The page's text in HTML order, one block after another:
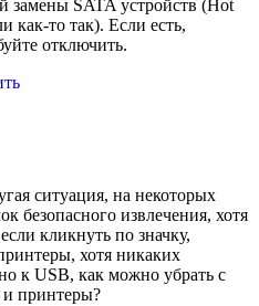
замены SATA устройств (Hot
как-то так). Если есть,
отключить.
ситуация, на некоторых
безопасного извлечения, хотя
кликнуть по значку,
хотя никаких
к USB, как можно убрать с
и принтеры?